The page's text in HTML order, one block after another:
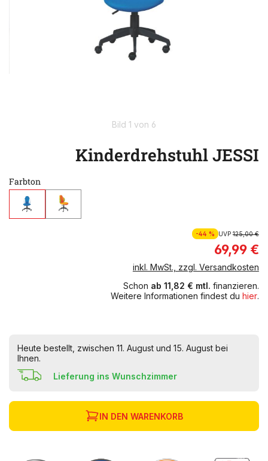
Bild 1 von 6
Kinderdrehstuhl JESSI
Farbton
-44 % UVP125,00 €
69,99 €
inkl. MwSt., zzgl. Versandkosten
Schon ab 11,82 € mtl. finanzieren.
Weitere Informationen findest du hier.
Heute bestellt, zwischen 11. August und 15. August bei
Ihnen.
Lieferung ins Wunschzimmer
IN DEN WARENKORB